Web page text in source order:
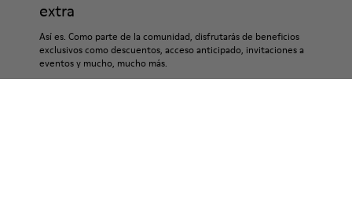
extra
Así es. Como parte de la comunidad, disfrutarás de beneficios
exclusivos como descuentos, acceso anticipado, invitaciones a
eventos y mucho, mucho más.